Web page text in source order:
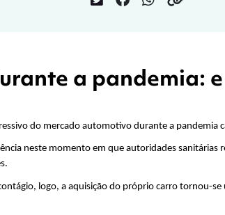
a pandemia:
do mercado automotivo durante a pandemia
neste momento em que autoridades sanitárias
logo, a aquisição do próprio carro tornou-